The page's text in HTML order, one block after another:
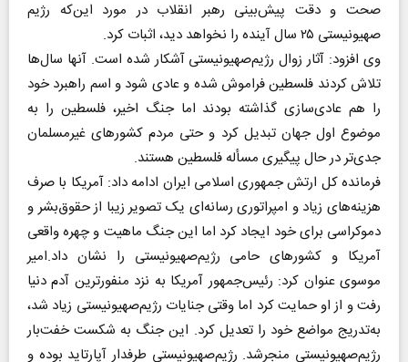
صحت و دقت پیش‌بینی رهبر انقلاب در مورد این‌که رژیم
صهیونیستی ۲۵ سال آینده را نخواهد دید‌، اثبات کرد.
وی افزود: آثار زوال رژیم‌صهیونیستی آشکار شده است. آنها سال‌ها
تلاش کردند فلسطین فراموش شده و عادی شود و اسم راهبرد خود
را هم عادی‌سازی گذاشته بودند اما جنگ اخیر، فلسطین را به
موضوع اول جهان تبدیل کرد و حتی مردم کشورهای غیرمسلمان
جدی‌تر در حال پیگیری مسأله فلسطین هستند.
فرمانده کل ارتش جمهوری اسلامی ایران ادامه داد: آمریکا با صرف
هزینه‌های زیاد و امپراتوری رسانه‌ای یک تصویر زیبا از حقوق‌بشر و
دموکراسی برای خود ایجاد کرد اما این جنگ ماهیت و چهره واقعی
آمریکا و کشورهای حامی رژیم‌صهیونیستی را نشان داد.امیر
موسوی عنوان کرد: رئیس‌جمهور آمریکا به نزد منفورترین آدم دنیا
رفت و از او حمایت کرد اما وقتی جنایات رژیم‌صهیونیستی زیاد شد،
به‌تدریج مواضع خود را تعدیل کرد. این جنگ به شکست خفت‌بار
رژیم‌صهیونیستی منجرشد. رژیم‌صهیونیستی طرفدار آپارتاید بوده و